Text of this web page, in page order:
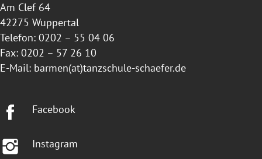
Am Clef 64
42275 Wuppertal
Telefon: 0202 – 55 04 06
Fax: 0202 – 57 26 10
E-Mail: barmen(at)tanzschule-schaefer.de
Facebook
Instagram